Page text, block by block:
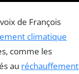
de François
climatique
comme les
au réchauffement